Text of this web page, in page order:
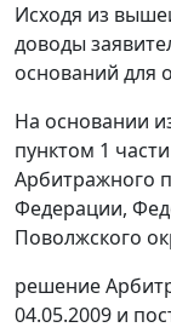
Исходя из
доводы
оснований для
На основании
пунктом 1
Арбитражного
Федерации,
Поволжского
решение
04.05.2009 и